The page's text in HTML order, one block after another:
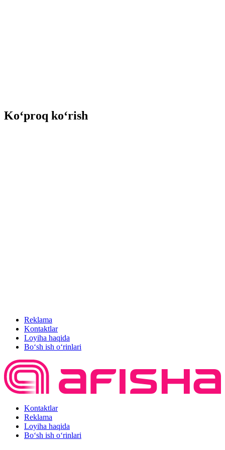
Ko‘proq ko‘rish
Reklama
Kontaktlar
Loyiha haqida
Bo‘sh ish o‘rinlari
Kontaktlar
Reklama
Loyiha haqida
Bo‘sh ish o‘rinlari